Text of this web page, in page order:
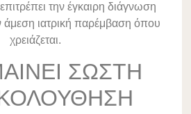
την έγκαιρη διάγνωση
άμεση ιατρική παρέμβαση όπου
χρειάζεται.
ΣΩΣΤΗ